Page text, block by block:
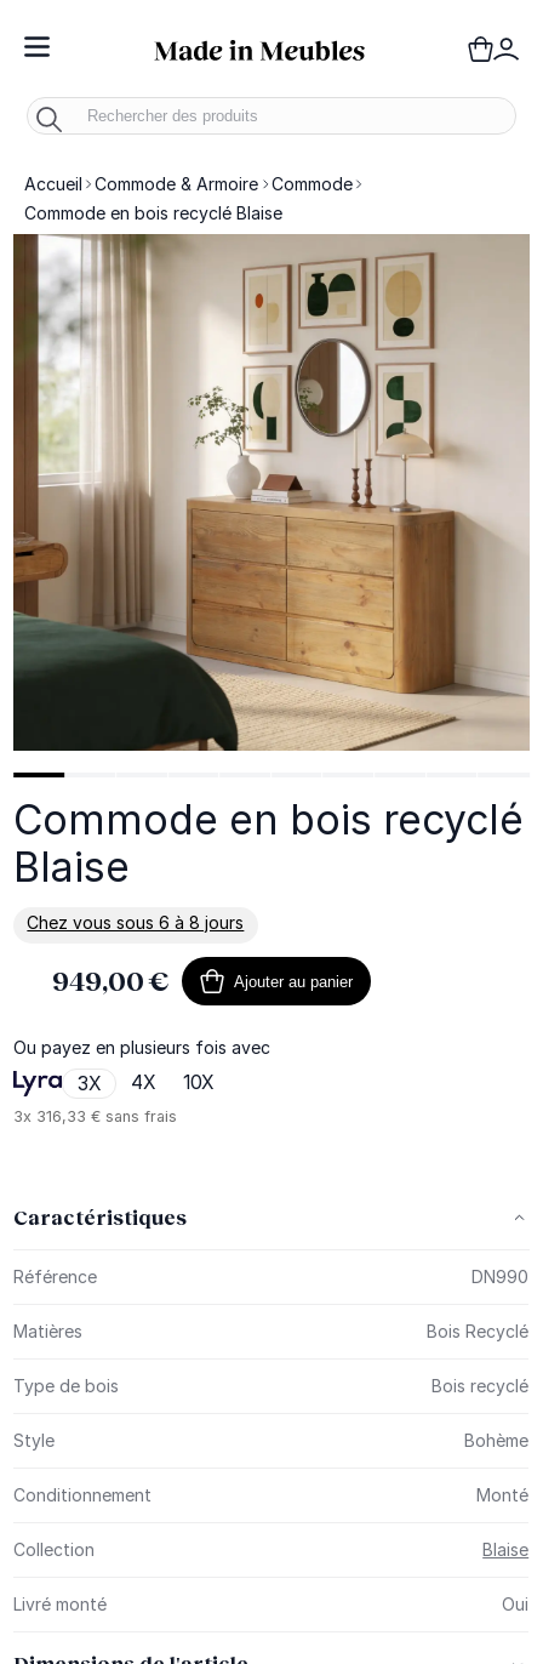
Toggle Nav
Accueil Commode & Armoire
Commode
Commode en bois recyclé Blaise
Commode en bois recyclé
Blaise
Chez vous sous 6 à 8 jours
En savoir plus sur la livraison
949,00 € Ajouter au panier
Ou payez en plusieurs fois avec
3X 4X 10X
3x 316,33 € sans frais
Caractéristiques
Référence DN990
Matières Bois Recyclé
Type de bois Bois recyclé
Style Bohème
Conditionnement Monté
Collection Blaise
Livré monté Oui